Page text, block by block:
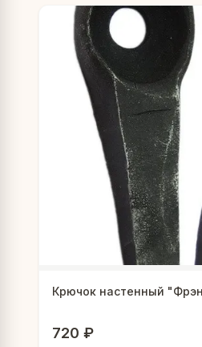
Крючок настенный
720 ₽